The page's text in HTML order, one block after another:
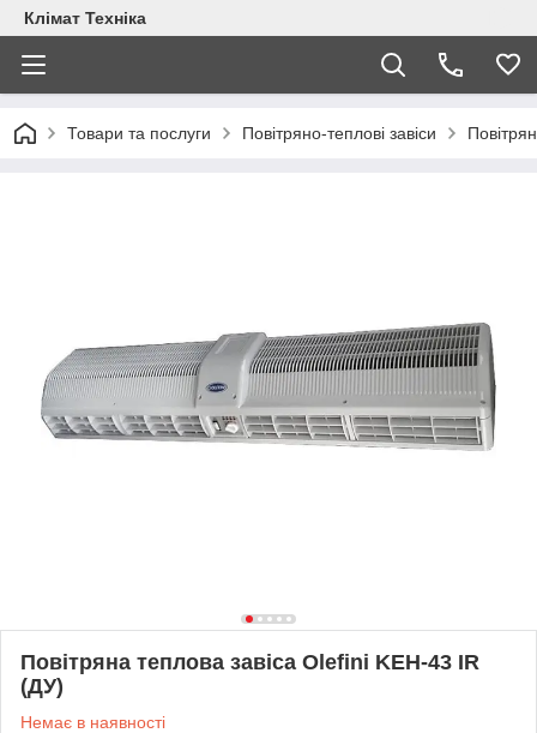
Клімат Техніка
Товари та послуги Повітряно-теплові завіси
Повітряна теплова завіса Olefini KEH-43 IR
(ДУ)
Немає в наявності